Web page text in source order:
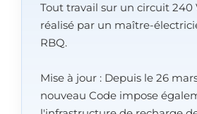
Tout travail sur un circuit 240
réalisé par un maître-
RBQ.
Mise à jour : Depuis le 26
nouveau Code impose